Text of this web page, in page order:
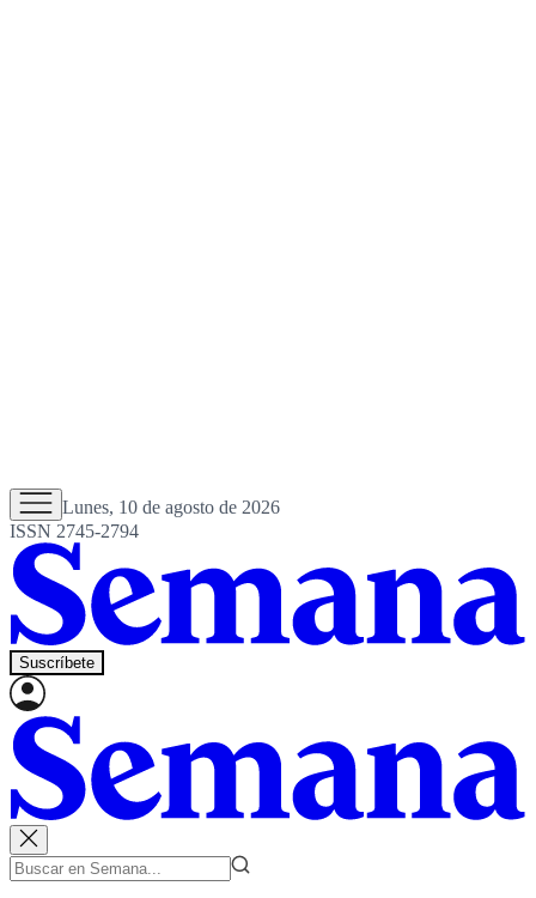
Lunes, 10 de agosto de 2026
ISSN 2745-2794
Suscríbete